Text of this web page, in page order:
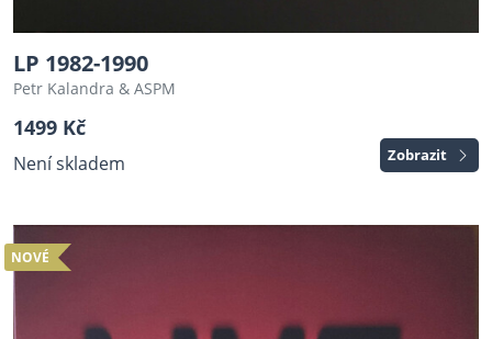
LP 1982-1990
Petr Kalandra & ASPM
1499 Kč
Není skladem Zobrazit
NOVÉ